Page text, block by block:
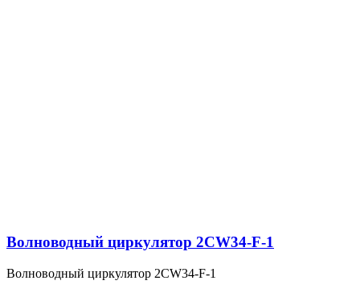
Волноводный циркулятор 2CW34-F-1
Волноводный циркулятор 2CW34-F-1